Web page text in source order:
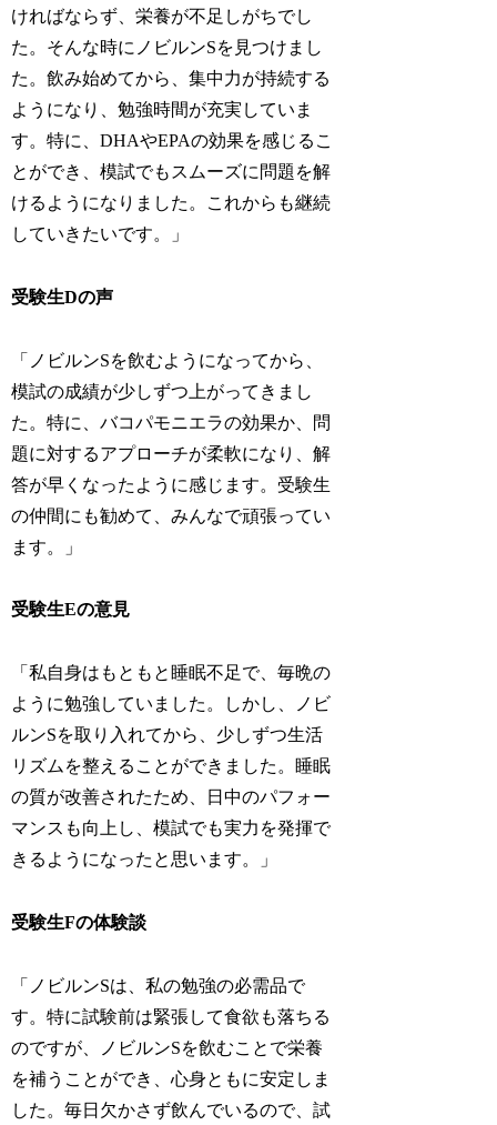
ければならず、栄養が不足しがちでし
た。そんな時にノビルンSを見つけまし
た。飲み始めてから、集中力が持続する
ようになり、勉強時間が充実していま
す。特に、DHAやEPAの効果を感じるこ
とができ、模試でもスムーズに問題を解
けるようになりました。これからも継続
していきたいです。」
受験生Dの声
「ノビルンSを飲むようになってから、
模試の成績が少しずつ上がってきまし
た。特に、バコパモニエラの効果か、問
題に対するアプローチが柔軟になり、解
答が早くなったように感じます。受験生
の仲間にも勧めて、みんなで頑張ってい
ます。」
受験生Eの意見
「私自身はもともと睡眠不足で、毎晩の
ように勉強していました。しかし、ノビ
ルンSを取り入れてから、少しずつ生活
リズムを整えることができました。睡眠
の質が改善されたため、日中のパフォー
マンスも向上し、模試でも実力を発揮で
きるようになったと思います。」
受験生Fの体験談
「ノビルンSは、私の勉強の必需品で
す。特に試験前は緊張して食欲も落ちる
のですが、ノビルンSを飲むことで栄養
を補うことができ、心身ともに安定しま
した。毎日欠かさず飲んでいるので、試